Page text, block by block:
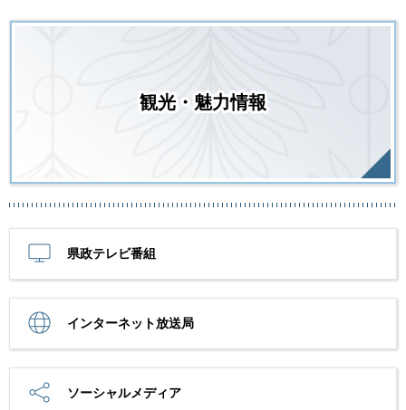
観光・魅力情報
県政テレビ番組
インターネット放送局
ソーシャルメディア